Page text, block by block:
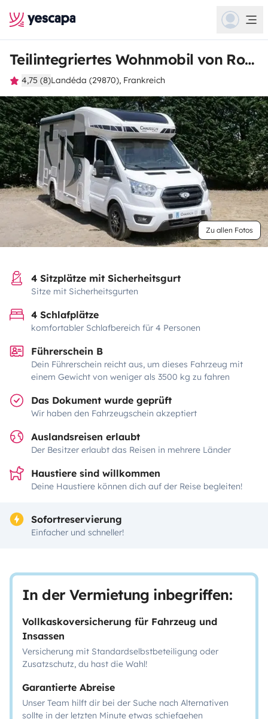
Teilintegriertes Wohnmobil von Ronan
4,75 (8)Landéda (29870), Frankreich
Zu allen Fotos
4 Sitzplätze mit Sicherheitsgurt
Sitze mit Sicherheitsgurten
4 Schlafplätze
komfortabler Schlafbereich für 4 Personen
Führerschein B
Dein Führerschein reicht aus, um dieses Fahrzeug mit
einem Gewicht von weniger als 3500 kg zu fahren
Das Dokument wurde geprüft
Wir haben den Fahrzeugschein akzeptiert
Auslandsreisen erlaubt
Der Besitzer erlaubt das Reisen in mehrere Länder
Haustiere sind willkommen
Deine Haustiere können dich auf der Reise begleiten!
Sofortreservierung
Einfacher und schneller!
In der Vermietung inbegriffen:
Vollkaskoversicherung für Fahrzeug und
Insassen
Versicherung mit Standardselbstbeteiligung oder
Zusatzschutz, du hast die Wahl!
Garantierte Abreise
Unser Team hilft dir bei der Suche nach Alternativen
sollte in der letzten Minute etwas schiefgehen